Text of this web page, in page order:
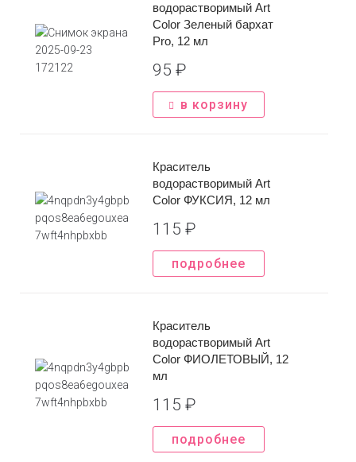
водорастворимый Art
Color Зеленый бархат
Pro, 12 мл
95 ₽
в корзину
Краситель
водорастворимый Art
Color ФУКСИЯ, 12 мл
115 ₽
подробнее
Краситель
водорастворимый Art
Color ФИОЛЕТОВЫЙ, 12
мл
115 ₽
подробнее
*Нажимая на кнопку вы соглашаетесь сполитикой
конфиденциальности
Отправить
конфиденциальности